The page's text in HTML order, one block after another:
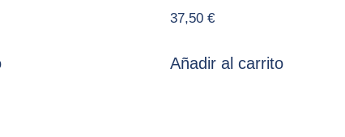
37,50 €
Añadir al carrito